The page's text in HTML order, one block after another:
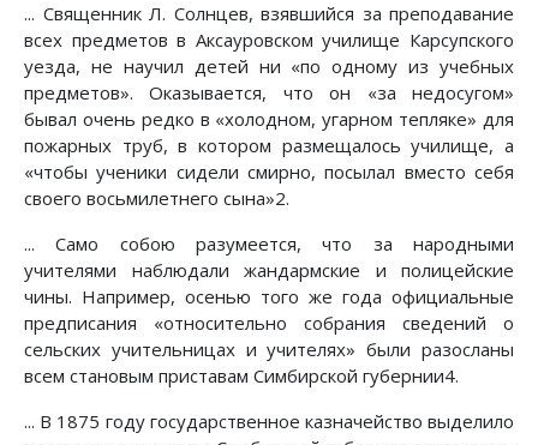
... Священник Л. Солнцев, взявшийся за преподавание
всех предметов в Аксауровском училище Карсупского
уезда, не научил детей ни «по одному из учебных
предметов». Оказывается, что он «за недосугом»
бывал очень редко в «холодном, угарном тепляке» для
пожарных труб, в котором размещалось училище, а
«чтобы ученики сидели смирно, посылал вместо себя
своего восьмилетнего сына»2.
... Само собою разумеется, что за народными
учителями наблюдали жандармские и полицейские
чины. Например, осенью того же года официальные
предписания «относительно собрания сведений о
сельских учительницах и учителях» были разосланы
всем становым приставам Симбирской губернии4.
... В 1875 году государственное казначейство выделило